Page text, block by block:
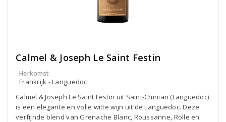
Calmel & Joseph Le Saint Festin
Herkomst
Frankrijk - Languedoc
Calmel & Joseph Le Saint Festin uit Saint-Chinian (Languedoc)
is een elegante en volle witte wijn uit de Languedoc. Deze
verfijnde blend van Grenache Blanc, Roussanne, Rolle en